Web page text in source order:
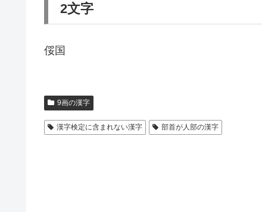
2文字
俀国
9画の漢字
漢字検定に含まれない漢字 部首が人部の漢字